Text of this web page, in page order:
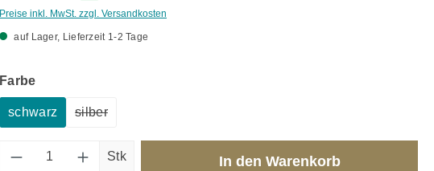
Preise inkl. MwSt. zzgl. Versandkosten
auf Lager, Lieferzeit 1-2 Tage
Farbeauswählen
schwarz silber
Produkt Anzahl: Gib den gewünschten Wert ein
Stk In den Warenkorb